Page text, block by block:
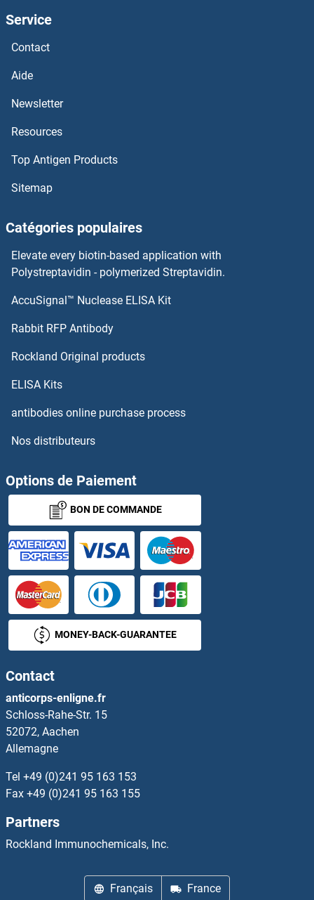
CFC1 Kits ELISA
CES5A Kits ELISA
CES3 Kits ELISA
CES2 Kits ELISA
Ceruloplasmin Kits ELISA
CERS6 Kits ELISA
CERK Kits ELISA
CHAC2 Kits ELISA
CHAD Kits ELISA
CHAF1B Kits ELISA
Charged Multivesicular Body Protein 2B Kits ELISA
CHD3 Kits ELISA
CHD4 Kits ELISA
CHD5 Kits ELISA
CHDH Kits ELISA
CHEK1 Kits ELISA
CHEK2 Kits ELISA
Chemerin Kits ELISA
Chemokine (C-C Motif) Ligand 1 Kits ELISA
Chemokine (C-C Motif) Ligand 8 Kits ELISA
Service
Contact
Aide
Newsletter
Resources
Top Antigen Products
Sitemap
Catégories populaires
Elevate every biotin-based application with
Polystreptavidin - polymerized Streptavidin.
AccuSignal™ Nuclease ELISA Kit
Rabbit RFP Antibody
Rockland Original products
ELISA Kits
antibodies online purchase process
Nos distributeurs
Options de Paiement
BON DE COMMANDE
MONEY-BACK-GUARANTEE
Contact
anticorps-enligne.fr
Schloss-Rahe-Str. 15
52072, Aachen
Allemagne
Tel +49 (0)241 95 163 153
Fax +49 (0)241 95 163 155
Partners
Rockland Immunochemicals, Inc.
Français France